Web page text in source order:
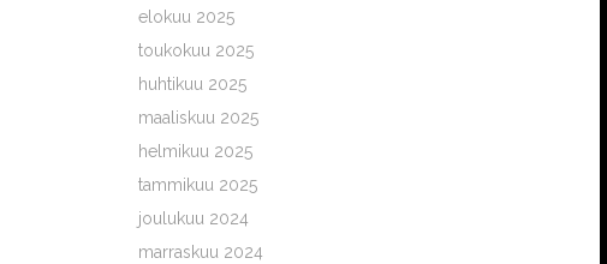
elokuu 2025
toukokuu 2025
huhtikuu 2025
maaliskuu 2025
helmikuu 2025
tammikuu 2025
joulukuu 2024
marraskuu 2024